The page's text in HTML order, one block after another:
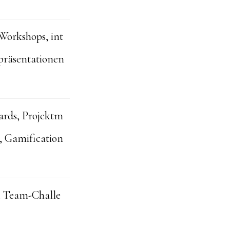
int
Projektm
Gamification
Team-Challe